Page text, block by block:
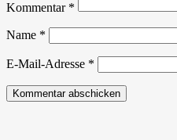
Kommentar *
Name *
E-Mail-Adresse *